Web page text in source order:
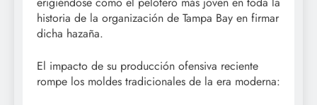
historia de la organización de Tampa Bay en firmar
dicha hazaña.
El impacto de su producción ofensiva reciente
rompe los moldes tradicionales de la era moderna: